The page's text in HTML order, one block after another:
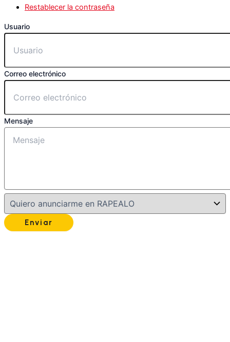
Restablecer la contraseña
Usuario
Correo electrónico
Mensaje
Enviar